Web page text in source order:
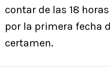
contar de las 18
por la primera fecha
certamen.